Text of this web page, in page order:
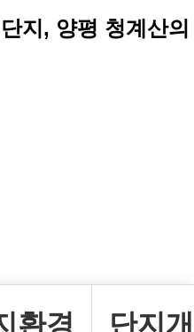
지, 양평 청계산의
환경 단지